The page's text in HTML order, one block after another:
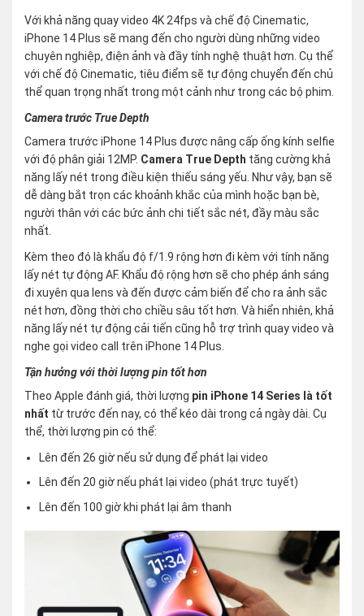
Với khả năng quay video 4K 24fps và chế độ Cinematic,
iPhone 14 Plus sẽ mang đến cho người dùng những video
chuyên nghiệp, điện ảnh và đầy tính nghệ thuật hơn. Cụ thể
với chế độ Cinematic, tiêu điểm sẽ tự động chuyển đến chủ
thể quan trọng nhất trong một cảnh như trong các bộ phim.
Camera trước True Depth
Camera trước iPhone 14 Plus được nâng cấp ống kính selfie
với độ phân giải 12MP. Camera True Depth tăng cường khả
năng lấy nét trong điều kiện thiếu sáng yếu. Như vậy, bạn sẽ
dễ dàng bắt trọn các khoảnh khắc của mình hoặc bạn bè,
người thân với các bức ảnh chi tiết sắc nét, đầy màu sắc
nhất.
Kèm theo đó là khẩu độ f/1.9 rộng hơn đi kèm với tính năng
lấy nét tự động AF. Khẩu độ rộng hơn sẽ cho phép ánh sáng
đi xuyên qua lens và đến được cảm biến để cho ra ảnh sắc
nét hơn, đồng thời cho chiều sâu tốt hơn. Và hiển nhiên, khả
năng lấy nét tự động cải tiến cũng hỗ trợ trình quay video và
nghe gọi video call trên iPhone 14 Plus.
Tận hưởng với thời lượng pin tốt hơn
Theo Apple đánh giá, thời lượng pin iPhone 14 Series là tốt
nhất từ trước đến nay, có thể kéo dài trong cả ngày dài. Cụ
thể, thời lượng pin có thể:
Lên đến 26 giờ nếu sử dụng để phát lại video
Lên đến 20 giờ nếu phát lại video (phát trực tuyết)
Lên đến 100 giờ khi phát lại âm thanh